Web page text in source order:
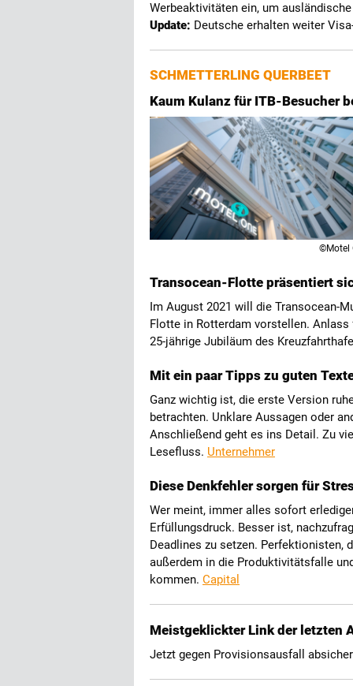
Werbeaktivitäten ein, um
Update: Deutsche erhalten weiter
SCHMETTERLING QUERBEET
Kaum Kulanz für ITB-Besucher
©Motel
Transocean-Flotte präsentiert
Im August 2021 will die Transocean-
Flotte in Rotterdam vorstellen.
25-jährige Jubiläum des
Mit ein paar Tipps zu guten
Ganz wichtig ist, die erste Version
betrachten. Unklare Aussagen oder
Anschließend geht es ins Detail. Zu
Lesefluss. Unternehmer
Diese Denkfehler sorgen für
Wer meint, immer alles sofort
Erfüllungsdruck. Besser ist,
Deadlines zu setzen. Perfektionisten,
außerdem in die Produktivitätsfalle
kommen. Capital
Meistgeklickter Link der letzten
Jetzt gegen Provisionsausfall